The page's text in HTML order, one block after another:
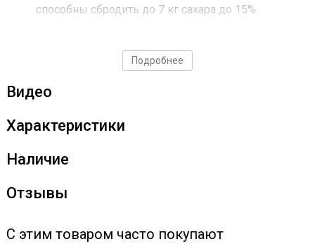
способны сбродить до 7 кг сахара до 15%
работе с чисто зерновым суслом или солодовым
просто 2 кг темного солодового экстракта в
сочетании с 5,5 кг сахара (или декстрозы) дадут
характеристиками
Подробнее
Видео
Характеристики
Наличие
Отзывы
С этим товаром часто покупают